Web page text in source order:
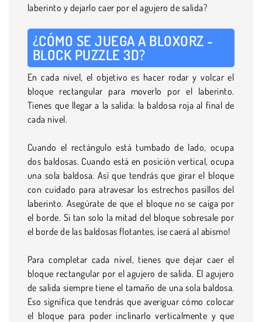
laberinto y dejarlo caer por el agujero de salida?
¿CÓMO SE JUEGA A BLOXORZ -
BLOCK PUZZLE 3D?
En cada nivel, el objetivo es hacer rodar y volcar el
bloque rectangular para moverlo por el laberinto.
Tienes que llegar a la salida: la baldosa roja al final de
cada nivel.
Cuando el rectángulo está tumbado de lado, ocupa
dos baldosas. Cuando está en posición vertical, ocupa
una sola baldosa. Así que tendrás que girar el bloque
con cuidado para atravesar los estrechos pasillos del
laberinto. Asegúrate de que el bloque no se caiga por
el borde. Si tan solo la mitad del bloque sobresale por
el borde de las baldosas flotantes, ¡se caerá al abismo!
Para completar cada nivel, tienes que dejar caer el
bloque rectangular por el agujero de salida. El agujero
de salida siempre tiene el tamaño de una sola baldosa.
Eso significa que tendrás que averiguar cómo colocar
el bloque para poder inclinarlo verticalmente y que